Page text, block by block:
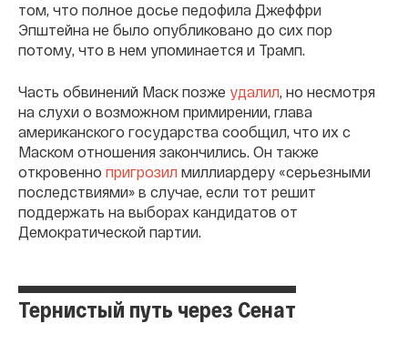
том, что полное досье педофила Джеффри
Эпштейна не было опубликовано до сих пор
потому, что в нем упоминается и Трамп.
Часть обвинений Маск позже удалил, но несмотря
на слухи о возможном примирении, глава
американского государства сообщил, что их с
Маском отношения закончились. Он также
откровенно пригрозил миллиардеру «серьезными
последствиями» в случае, если тот решит
поддержать на выборах кандидатов от
Демократической партии.
Тернистый путь через Сенат